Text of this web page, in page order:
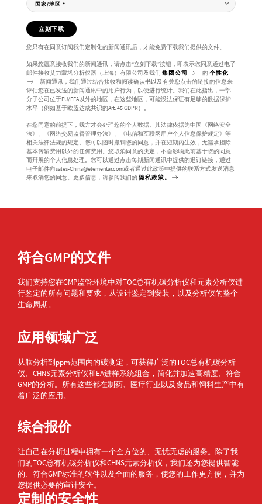
国家/地区 *
立刻下载
您只有在同意订阅我们定制化的新闻通讯后，才能免费下载我们提供的文件。
如果您愿意接收我们的新闻通讯，请点击“立刻下载”按钮，即表示您同意通过电子
邮件接收艾力蒙塔分析仪器（上海）有限公司及我们 集团公司 的个性化
新闻通讯，我们通过结合接收和阅读确认书以及有关您点击的链接的信息来
评估您在已发送的新闻通讯中的用户行为，以便进行统计。我们在此指出，一部
分子公司位于EU/EEA以外的地区，在这些地区，可能没法保证有足够的数据保护
水平（例如基于欧盟达成共识的Art. 45 GDPR）。
在您同意的前提下，我方才会处理您的个人数据。其法律依据为中国《网络安全
法》、《网络交易监督管理办法》、《电信和互联网用户个人信息保护规定》等
相关法律法规的规定。您可以随时撤销您的同意，并在短期内生效，无需承担除
基本传输费用以外的任何费用。您取消同意的决定，不会影响此前基于您的同意
而幵展的个人信息处理。您可以通过点击每期新闻通讯中提供的退订链接，通过
电子邮件向sales-China@elementar.com或者通过此政策中提供的联系方式发送消息
来取消您的同意。更多信息，请参阅我们的 隐私政策。
符合GMP的文件
我们支持您在GMP监管环境中对TOC总有机碳分析仪和元素分析仪进
行鉴定的所有问题和要求，从设计鉴定到安装，以及分析仪的整个
生命周期。
应用领域广泛
从肽分析到ppm范围内的碳测定，可获得广泛的TOC总有机碳分析
仪、CHNS元素分析仪和EA进样系统组合，简化并加速高精度、符合
GMP的分析。所有这些都在制药、医疗行业以及食品和饲料生产中有
着广泛的应用。
综合报价
让自己在分析过程中拥有一个全方位的、无忧无虑的服务。除了我
们的TOC总有机碳分析仪和CHNS元素分析仪，我们还为您提供智能
的、符合GMP标准的软件以及全面的服务，使您的工作更方便，并为
您提供必要的审计安全。
定制的安全性